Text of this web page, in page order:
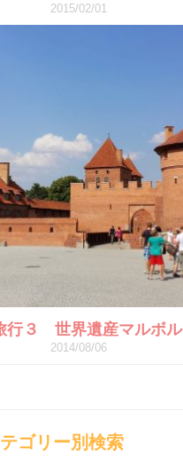
2015/02/01
行３ 世界遺産マルボ
2014/08/06
ゴリー別検索